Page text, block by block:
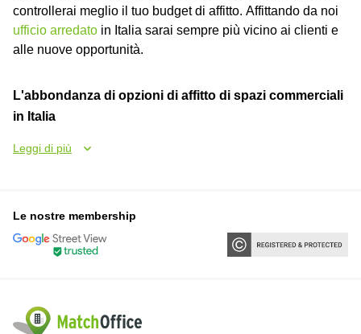
controllerai meglio il tuo budget di affitto. Affittando da noi
ufficio arredato in Italia sarai sempre più vicino ai clienti e
alle nuove opportunità.
L'abbondanza di opzioni di affitto di spazi commerciali
in Italia
Leggi di più
Le nostre membership